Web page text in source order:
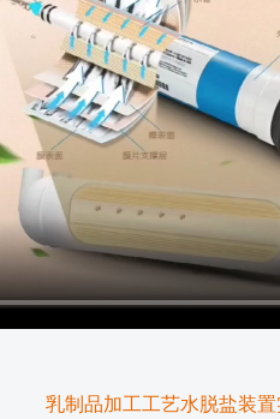
乳制品加工工艺水脱盐装